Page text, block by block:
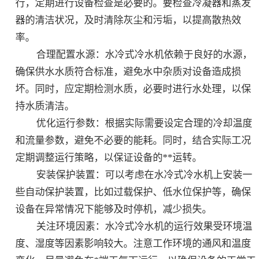
行，定期进行设备检查是必要的。要检查冷凝器和蒸发
器的清洁状况，及时清除灰尘和污垢，以提高散热效
率。
合理配置水源：水冷式冷水机依赖于良好的水源，
确保供水水质符合标准，避免水中杂质对设备造成损
坏。同时，应定期检测水质，必要时进行水处理，以保
持水质清洁。
优化运行参数：根据实际需要设定合理的冷却温度
和流量参数，避免不必要的能耗。同时，结合实际工况
定期调整运行策略，以保证设备的**运转。
安装保护装置：可以考虑在水冷式冷水机上安装一
些自动保护装置，比如过载保护、低水位保护等，确保
设备在异常情况下能够及时停机，减少损失。
关注环境因素：水冷式冷水机的运行效果受环境温
度、湿度等因素影响较大。注意工作环境的通风和温度